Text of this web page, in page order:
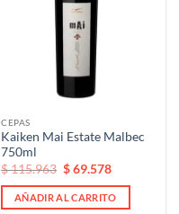
CEPAS
Kaiken Mai Estate Malbec
750ml
El
precio
original
era:
$115.963 El
actual
es:
$69.578
AÑADIR AL CARRITO